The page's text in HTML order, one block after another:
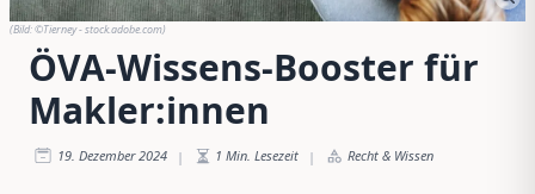
(Bild:©Tierney - stock.adobe.com)
ÖVA-Wissens-Booster für
Makler:innen
19. Dezember 2024 | 1 Min. Lesezeit | Recht & Wissen